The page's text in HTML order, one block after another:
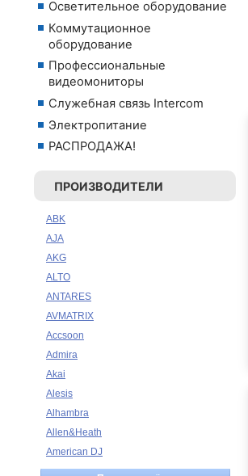
Осветительное оборудование
Коммутационное
оборудование
Профессиональные
видеомониторы
Служебная связь Intercom
Электропитание
РАСПРОДАЖА!
ПРОИЗВОДИТЕЛИ
ABK
AJA
AKG
ALTO
ANTARES
AVMATRIX
Accsoon
Admira
Akai
Alesis
Alhambra
Allen&Heath
American DJ
Ampeg